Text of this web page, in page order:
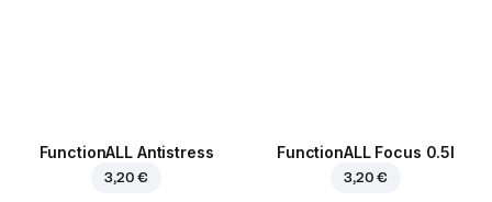
FunctionALL Antistress
3,20 €
FunctionALL Focus 0.5l
3,20 €